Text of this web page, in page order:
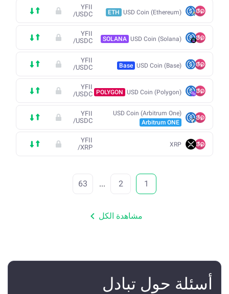
USD Coin (Ethereum)
ETH
YFII
/USDC
USD Coin (Solana)
SOLANA
YFII
/USDC
USD Coin (Base)
Base
YFII
/USDC
USD Coin (Polygon)
POLYGON
YFII
/USDC
USD Coin (Arbitrum One)
Arbitrum ONE
YFII
/USDC
XRP
YFII
/XRP
1
2
...
63
مشاهدة الكل
أسئلة حول تبادل